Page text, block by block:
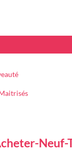
Neuf-